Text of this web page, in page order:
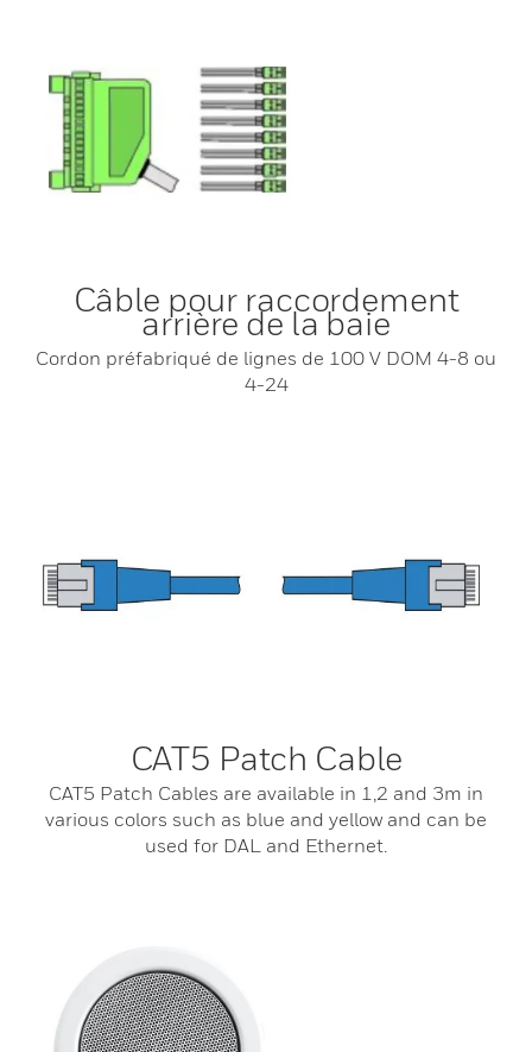
Câble pour raccordement
arrière de la baie
Cordon préfabriqué de lignes de 100 V DOM 4-8 ou
4-24
CAT5 Patch Cable
CAT5 Patch Cables are available in 1,2 and 3m in
various colors such as blue and yellow and can be
used for DAL and Ethernet.